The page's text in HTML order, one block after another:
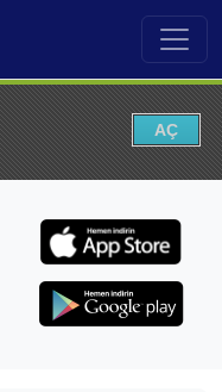
AÇ